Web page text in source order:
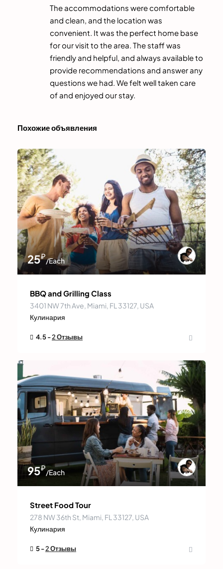
The accommodations were comfortable
and clean, and the location was
convenient. It was the perfect home base
for our visit to the area. The staff was
friendly and helpful, and always available to
provide recommendations and answer any
questions we had. We felt well taken care
of and enjoyed our stay.
Похожие объявления
25₽/Each
BBQ and Grilling Class
3401 NW 7th Ave, Miami, FL 33127, USA
Кулинария
4.5 -2 Отзывы
95₽/Each
Street Food Tour
278 NW 36th St, Miami, FL 33127, USA
Кулинария
5 -2 Отзывы